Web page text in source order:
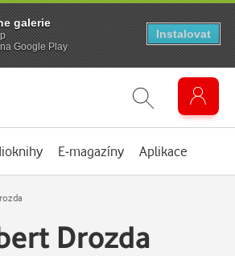
E-magazíny Aplikace
Drozda
galerie
Google Play
Instalovat